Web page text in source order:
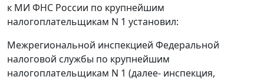
к МИ ФНС России по крупнейшим
налогоплательщикам N 1 установил:
Межрегиональной инспекцией Федеральной
налоговой службы по крупнейшим
налогоплательщикам N 1 (далее- инспекция,